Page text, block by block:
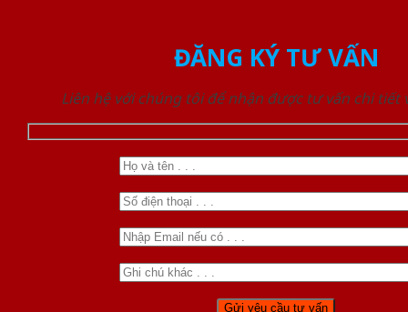
ĐĂNG KÝ TƯ VẤN
Liên hệ với chúng tôi để nhận được tư vấn chi tiết